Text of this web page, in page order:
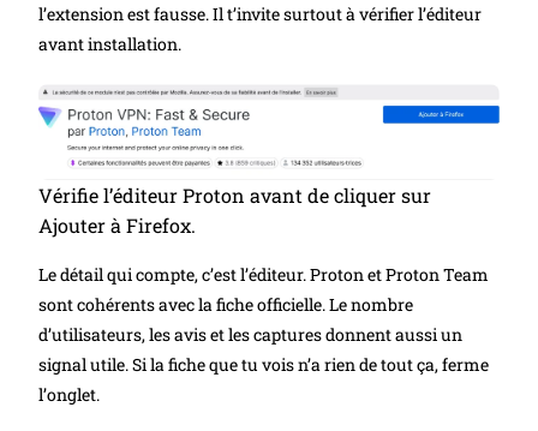
l’extension est fausse. Il t’invite surtout à vérifier l’éditeur
avant installation.
Vérifie l’éditeur Proton avant de cliquer sur
Ajouter à Firefox.
Le détail qui compte, c’est l’éditeur. Proton et Proton Team
sont cohérents avec la fiche officielle. Le nombre
d’utilisateurs, les avis et les captures donnent aussi un
signal utile. Si la fiche que tu vois n’a rien de tout ça, ferme
l’onglet.